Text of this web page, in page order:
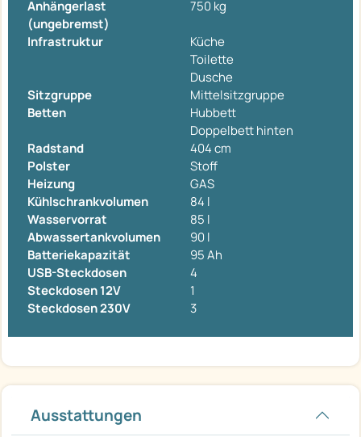
Anhängerlast
(ungebremst)
750 kg
Infrastruktur
Küche
Toilette
Dusche
Sitzgruppe
Mittelsitzgruppe
Betten
Hubbett
Doppelbett hinten
Radstand
404 cm
Polster
Stoff
Heizung
GAS
Kühlschrankvolumen
84 l
Wasservorrat
85 l
Abwassertankvolumen
90 l
Batteriekapazität
95 Ah
USB-Steckdosen
4
Steckdosen 12V
1
Steckdosen 230V
3
Ausstattungen